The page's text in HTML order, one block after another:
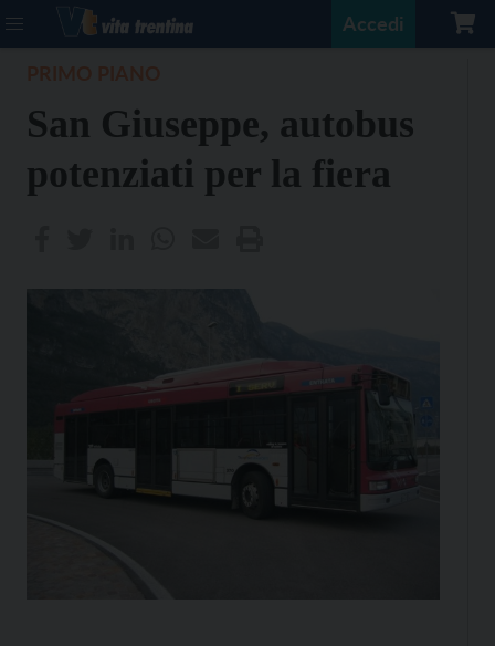
Accedi
San Giuseppe, autobus
potenziati per la fiera